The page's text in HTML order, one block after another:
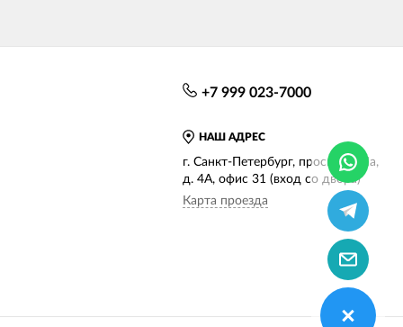
НАШ АДРЕС
г. Санкт-Петербург, просп. КИМа,
д. 4А, офис 31 (вход со двора)
Карта проезда
+7 999 023-7000